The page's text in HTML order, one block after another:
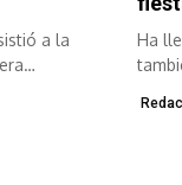
a la
Ha